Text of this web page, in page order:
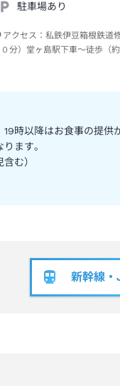
駐車場あり
アクセス：私鉄伊豆箱根鉄道
０分）堂ヶ島駅下車～徒歩（約
時以降はお食事の提供
ます。
む）
新幹線・